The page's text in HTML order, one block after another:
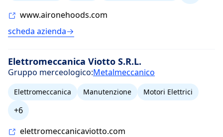
www.aironehoods.com
scheda azienda
Elettromeccanica Viotto S.R.L.
Gruppo merceologico:Metalmeccanico
Elettromeccanica Manutenzione Motori Elettrici
+6
elettromeccanicaviotto.com